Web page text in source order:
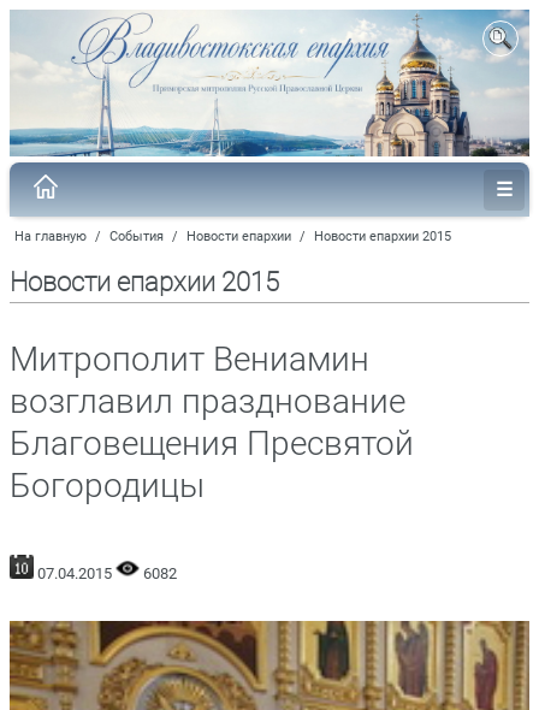
На главную / События / Новости епархии / Новости епархии 2015
Новости епархии 2015
Митрополит Вениамин
возглавил празднование
Благовещения Пресвятой
Богородицы
07.04.2015 6082